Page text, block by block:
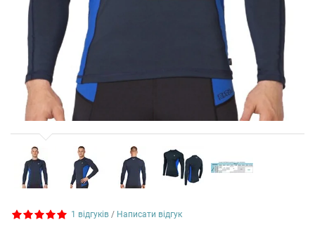
1 відгуків / Написати відгук